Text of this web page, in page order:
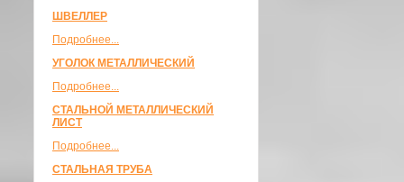
ШВЕЛЛЕР
Подробнее...
УГОЛОК МЕТАЛЛИЧЕСКИЙ
Подробнее...
СТАЛЬНОЙ МЕТАЛЛИЧЕСКИЙ
ЛИСТ
Подробнее...
СТАЛЬНАЯ ТРУБА